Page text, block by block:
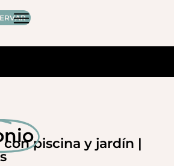
con piscina y jardín |